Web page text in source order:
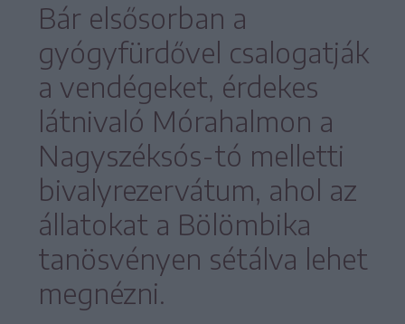
Bár elsősorban a
gyógyfürdővel csalogatják
a vendégeket, érdekes
látnivaló Mórahalmon a
Nagyszéksós-tó melletti
bivalyrezervátum, ahol az
állatokat a Bölömbika
tanösvényen sétálva lehet
megnézni.